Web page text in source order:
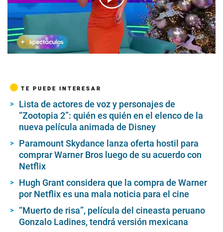
00:00/01:41
TE PUEDE INTERESAR
Lista de actores de voz y personajes de
“Zootopia 2”: quién es quién en el elenco de la
nueva película animada de Disney
Paramount Skydance lanza oferta hostil para
comprar Warner Bros luego de su acuerdo con
Netflix
Hugh Grant considera que la compra de Warner
por Netflix es una mala noticia para el cine
“Muerto de risa”, película del cineasta peruano
Gonzalo Ladines, tendrá versión mexicana